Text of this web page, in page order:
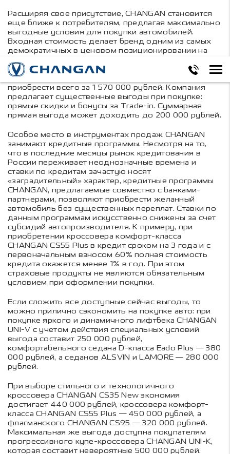
Расширяя свое присутствие, CHANGAN становится
еще ближе к потребителям, предлагая максимально
выгодные условия для покупки автомобилей.
Входная стоимость делает бренд одним из самых
демократичных в ценовом позиционировании на
программ поддержки элегантный и практичный
седан В-класса CHANGAN ALSVIN сегодня можно
приобрести всего за 1 570 000 рублей. Компания
предлагает существенные выгоды при покупке:
прямые скидки и бонусы за Trade-in. Суммарная
прямая выгода может доходить до 200 000 рублей.
Особое место в инструментах продаж CHANGAN
занимают кредитные программы. Несмотря на то,
что в последние месяцы рынок кредитования в
России переживает неоднозначные времена и
ставки по кредитам зачастую носят
«заградительный» характер, кредитные программы
CHANGAN, предлагаемые совместно с банками-
партнерами, позволяют приобрести желанный
автомобиль без существенных переплат. Ставки по
данным программам искусственно снижены за счет
субсидий автопроизводителя. К примеру, при
приобретении кроссовера комфорт-класса
CHANGAN CS55 Plus в кредит сроком на 3 года и с
первоначальным взносом 60% полная стоимость
кредита окажется менее 1% в год. При этом
страховые продукты не являются обязательным
условием при оформлении покупки.
Если сложить все доступные сейчас выгоды, то
можно прилично сэкономить на покупке авто: при
покупке яркого и динамичного лифтбека CHANGAN
UNI-V с учетом действия специальных условий
выгода составит 250 000 рублей,
комфортабельного седана D-класса Eado Plus — 380
000 рублей, а седанов ALSVIN и LAMORE — 280 000
рублей.
При выборе стильного и технологичного
кроссовера CHANGAN CS35 New экономия
достигает 440 000 рублей, кроссовера комфорт-
класса CHANGAN CS55 Plus — 450 000 рублей, а
флагманского CHANGAN CS95 — 320 000 рублей.
Максимальная же выгода доступна покупателям
прогрессивного купе-кроссовера CHANGAN UNI-K,
которая составит невероятные 500 000 рублей.